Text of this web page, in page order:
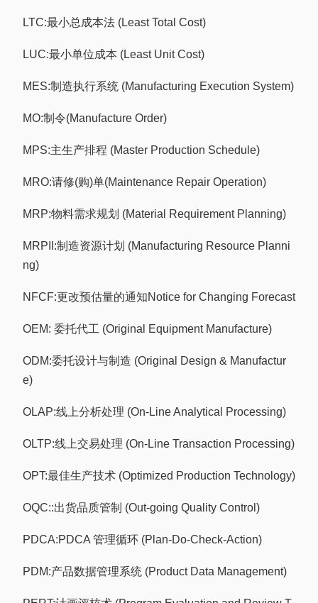
LTC:最小总成本法 (Least Total Cost)
LUC:最小单位成本 (Least Unit Cost)
MES:制造执行系统 (Manufacturing Execution System)
MO:制令(Manufacture Order)
MPS:主生产排程 (Master Production Schedule)
MRO:请修(购)单(Maintenance Repair Operation)
MRP:物料需求规划 (Material Requirement Planning)
MRPII:制造资源计划 (Manufacturing Resource Planni
ng)
NFCF:更改预估量的通知Notice for Changing Forecast
OEM: 委托代工 (Original Equipment Manufacture)
ODM:委托设计与制造 (Original Design & Manufactur
e)
OLAP:线上分析处理 (On-Line Analytical Processing)
OLTP:线上交易处理 (On-Line Transaction Processing)
OPT:最佳生产技术 (Optimized Production Technology)
OQC::出货品质管制 (Out-going Quality Control)
PDCA:PDCA 管理循环 (Plan-Do-Check-Action)
PDM:产品数据管理系统 (Product Data Management)